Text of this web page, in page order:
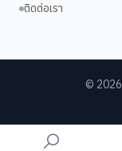
ติดต่อเรา
© 2026